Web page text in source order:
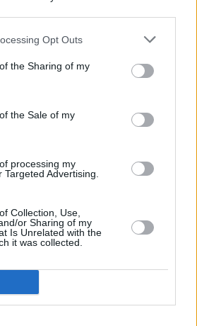
Opt Outs
the Sharing of my
the Sale of my
processing my
Advertising.
Collection, Use,
or Sharing of my
Is Unrelated with the
it was collected.
para los amantes de la naturaleza
durabilidad y protección en sus
zapatillas ofrecen una excelente
mantenie